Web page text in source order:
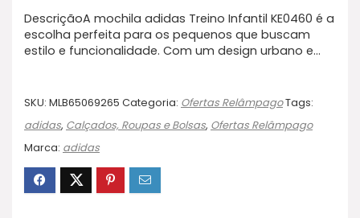
DescriçãoA mochila adidas Treino Infantil KE0460 é a
escolha perfeita para os pequenos que buscam
estilo e funcionalidade. Com um design urbano e…
SKU: MLB65069265 Categoria: Ofertas RelâmpagoTags:
adidas, Calçados, Roupas e Bolsas, Ofertas Relâmpago
Marca: adidas